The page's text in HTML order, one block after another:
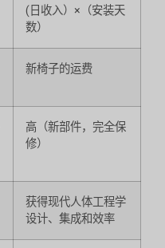
(日收入）×（安装天
数）
新椅子的运费
高（新部件，完全保
修）
获得现代人体工程学
设计、集成和效率